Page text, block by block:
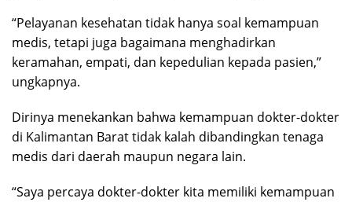
“Pelayanan kesehatan tidak hanya soal kemampuan
medis, tetapi juga bagaimana menghadirkan
keramahan, empati, dan kepedulian kepada pasien,”
ungkapnya.
Dirinya menekankan bahwa kemampuan dokter-dokter
di Kalimantan Barat tidak kalah dibandingkan tenaga
medis dari daerah maupun negara lain.
“Saya percaya dokter-dokter kita memiliki kemampuan